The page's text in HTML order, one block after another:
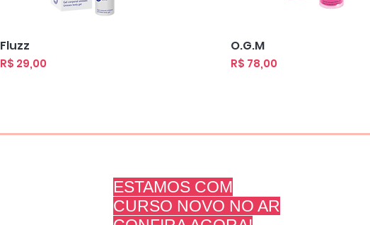
Visualização rápida
Fluzz
Preço
R$ 29,00
Visualização rápida
O.G.M
Preço
R$ 78,00
ESTAMOS COM
CURSO NOVO NO AR